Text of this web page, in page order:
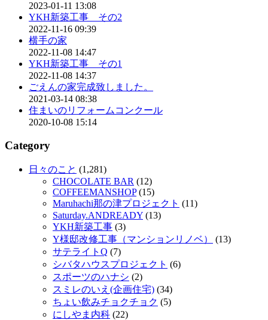
2023-01-11 13:08
YKH新築工事 その2
2022-11-16 09:39
横手の家
2022-11-08 14:47
YKH新築工事 その1
2022-11-08 14:37
ごえんの家完成致しました。
2021-03-14 08:38
住まいのリフォームコンクール
2020-10-08 15:14
Category
日々のこと (1,281)
CHOCOLATE BAR (12)
COFFEEMANSHOP(15)
Maruhachi那の津プロジェクト (11)
Saturday.ANDREADY (13)
YKH新築工事 (3)
Y様邸改修工事（マンションリノベ）
(13)
サテライトQ (7)
シバタハウスプロジェクト (6)
スポーツのハナシ (2)
スミレのいえ(企画住宅) (34)
ちょい飲みチョクチョク (5)
にしやま内科 (22)